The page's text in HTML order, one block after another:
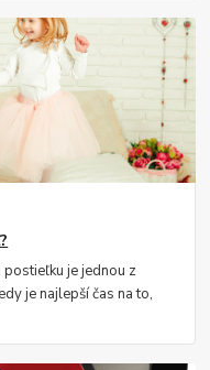
je jednou z
je najlepší čas na to,